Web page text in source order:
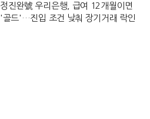
정진완號 우리은행, 급여 12개월이면
'골드'…진입 조건 낮춰 장기거래 락인